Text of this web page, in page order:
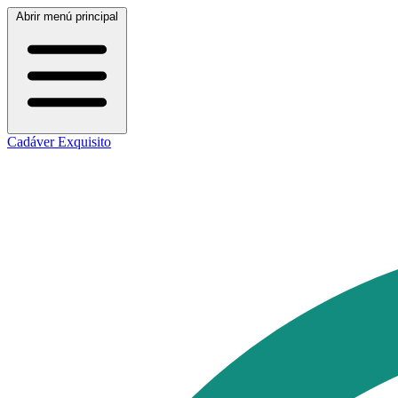
Abrir menú principal
Cadáver Exquisito